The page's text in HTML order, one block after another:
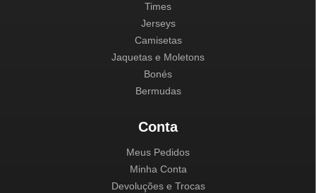
Times
Jerseys
Camisetas
Jaquetas e Moletons
Bonés
Bermudas
Conta
Meus Pedidos
Minha Conta
Devoluções e Trocas